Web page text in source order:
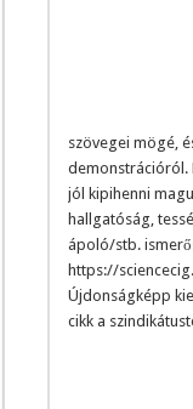
szövegei mögé,
demonstrációról.
jól kipihenni
hallgatóság,
ápoló/stb.
https://
Újdonságképp
cikk a